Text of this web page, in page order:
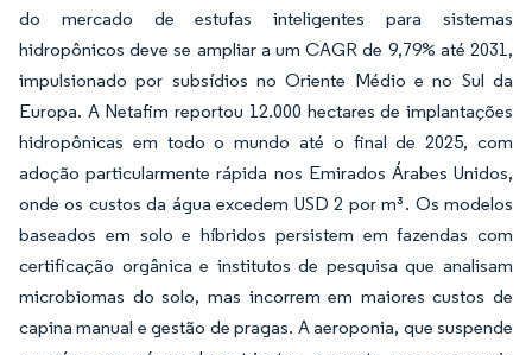
do mercado de estufas inteligentes para sistemas
hidropônicos deve se ampliar a um CAGR de 9,79% até 2031,
impulsionado por subsídios no Oriente Médio e no Sul da
Europa. A Netafim reportou 12.000 hectares de implantações
hidropônicas em todo o mundo até o final de 2025, com
adoção particularmente rápida nos Emirados Árabes Unidos,
onde os custos da água excedem USD 2 por m³. Os modelos
baseados em solo e híbridos persistem em fazendas com
certificação orgânica e institutos de pesquisa que analisam
microbiomas do solo, mas incorrem em maiores custos de
capina manual e gestão de pragas. A aeroponia, que suspende